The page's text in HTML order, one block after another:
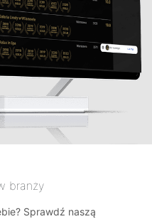
branży
Sprawdź naszą